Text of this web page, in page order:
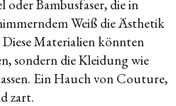
Bambusfaser, die in
Weiß die Ästhetik
Materialien könnten
sondern die Kleidung wie
Ein Hauch von Couture,
zart.